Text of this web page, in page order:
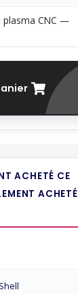
plasma CNC —
ACHETÉ CE
ACHETÉ